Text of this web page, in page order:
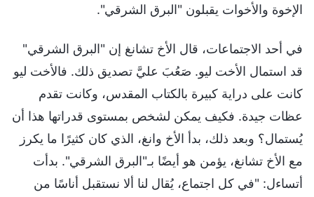
الإخوة والأخوات يقبلون "البرق الشرقي".
في أحد الاجتماعات، قال الأخ تشانغ إن "البرق الشرقي"
قد استمال الأخت ليو. صَعُبَ عليَّ تصديق ذلك. فالأخت ليو
كانت على دراية كبيرة بالكتاب المقدس، وكانت تقدم
عظات جيدة. فكيف يمكن لشخص بمستوى قدراتها هذا أن
يُستمال؟ وبعد ذلك، بدأ الأخ وانغ، الذي كان كثيرًا ما يكرز
مع الأخ تشانغ، يؤمن هو أيضًا بـ"البرق الشرقي". بدأت
أتساءل: "في كل اجتماع، يُقال لنا ألا نستقبل أناسًا من